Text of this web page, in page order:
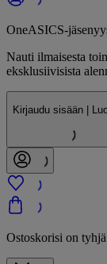
OneASICS-
Nauti ilmaisesta
eksklusiivisista
Kirjaudu sisään |
Ostoskorisi on tyhjä